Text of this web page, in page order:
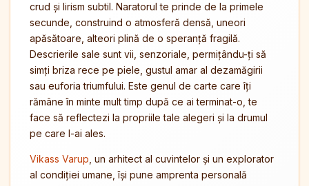
crud și lirism subtil. Naratorul te prinde de la primele
secunde, construind o atmosferă densă, uneori
apăsătoare, alteori plină de o speranță fragilă.
Descrierile sale sunt vii, senzoriale, permițându-ți să
simți briza rece pe piele, gustul amar al dezamăgirii
sau euforia triumfului. Este genul de carte care îți
rămâne în minte mult timp după ce ai terminat-o, te
face să reflectezi la propriile tale alegeri și la drumul
pe care l-ai ales.
Vikass Varup , un arhitect al cuvintelor și un explorator
al condiției umane, își pune amprenta personală